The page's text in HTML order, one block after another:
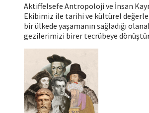
Aktiffelsefe Antropoloji ve İnsan
Ekibimiz ile tarihi ve kültürel
bir ülkede yaşamanın sağladığı
gezilerimizi birer tecrübeye